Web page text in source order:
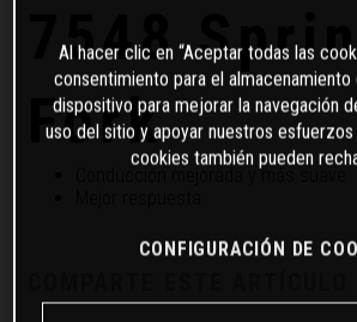
7548
Fork
Conducción mejorada y más suave
Al hacer clic en “Aceptar todas las
consentimiento para el
dispositivo para mejorar la navegación
uso del sitio y apoyar nuestros
cookies también pueden
CONFIGURACIÓN DE